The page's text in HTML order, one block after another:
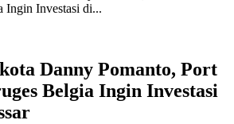
Ingin Investasi di...
Danny Pomanto, Port
Belgia Ingin Investasi